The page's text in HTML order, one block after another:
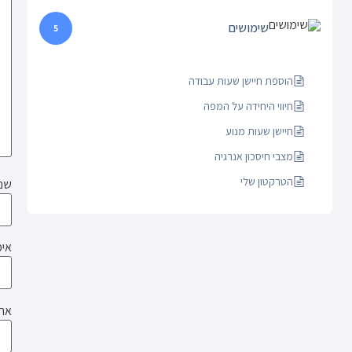
שימושים 5
הוספת חיישן שעות עבודה
חיווי היחידה על המפה
חיישן שעות מנוע
מצבי חיסכון אנרגיה
הטרקטון שלי